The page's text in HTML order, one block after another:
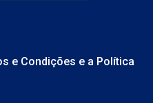
e Condições e a Política